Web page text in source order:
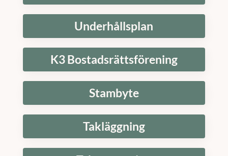
Underhållsplan
K3 Bostadsrättsförening
Stambyte
Takläggning